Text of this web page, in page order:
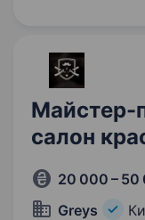
та постійно
Майстер-
салон
20 000 – 50
Greys